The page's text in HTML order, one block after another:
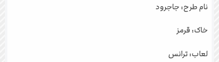
نام طرح: جاجرود
خاک: قرمز
لعاب: ترانس